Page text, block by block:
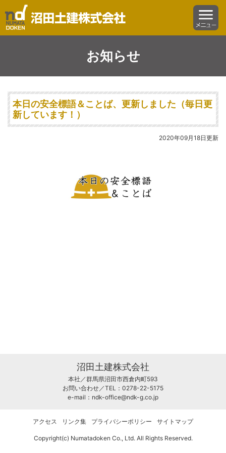
沼田土建株式会社 menu
お知らせ
本日の安全標語＆ことば、更新しました（毎日更
新しています！）
2020年09月18日更新
沼田土建株式会社
本社／群馬県沼田市西倉内町593
お問い合わせ／TEL：0278-22-5175
e-mail： ndk-office@ndk-g.co.jp
アクセス リンク集 プライバシーポリシー サイトマップ
Copyright(c) Numatadoken Co., Ltd. All Rights Reserved.